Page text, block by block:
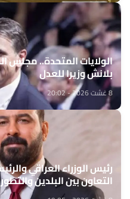
الولايات المتحدة.. مجلس
بلانش وزيرا للعدل
8 غشت 2026 - 20:02
رئيس الوزراء العراقي
التعاون بين البلدين